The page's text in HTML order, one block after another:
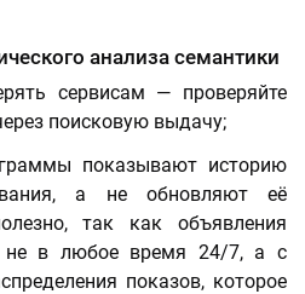
анализа семантики
сервисам — проверяйте
поисковую выдачу;
показывают историю
а не обновляют её
так как объявления
не в любое время 24/7, а с
показов, которое